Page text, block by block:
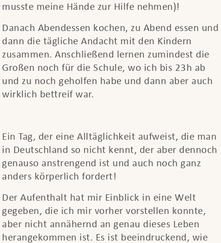
musste meine Hände zur Hilfe nehmen)!
Danach Abendessen kochen, zu Abend essen und
dann die tägliche Andacht mit den Kindern
zusammen. Anschließend lernen zumindest die
Großen noch für die Schule, wo ich bis 23h ab
und zu noch geholfen habe und dann aber auch
wirklich bettreif war.
Ein Tag, der eine Alltäglichkeit aufweist, die man
in Deutschland so nicht kennt, der aber dennoch
genauso anstrengend ist und auch noch ganz
anders körperlich fordert!
Der Aufenthalt hat mir Einblick in eine Welt
gegeben, die ich mir vorher vorstellen konnte,
aber nicht annähernd an genau dieses Leben
herangekommen ist. Es ist beeindruckend, wie